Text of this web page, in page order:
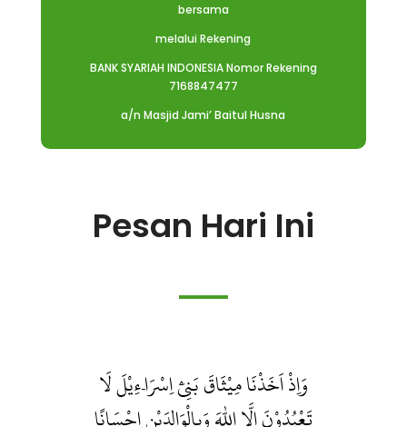
bersama
melalui Rekening
BANK SYARIAH INDONESIA Nomor Rekening
7168847477
a/n Masjid Jami’ Baitul Husna
Pesan Hari Ini
وَاِذْ اَخَذْنَا مِيْثَاقَ بَنِيْٓ اِسْرَاۤءِيْلَ لَا
تَعْبُدُوْنَ اِلَّا اللّٰهَ وَبِالْوَالِدَيْنِ اِحْسَانًا